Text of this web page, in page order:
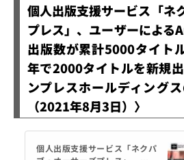
個人出版支援サービス「ネ
プレス」、ユーザーによ
出版数が累計5000タイト
年で2000タイトルを新規
ンプレスホールディング
（2021年8月3日）〉
個人出版支援サービス「ネクパ